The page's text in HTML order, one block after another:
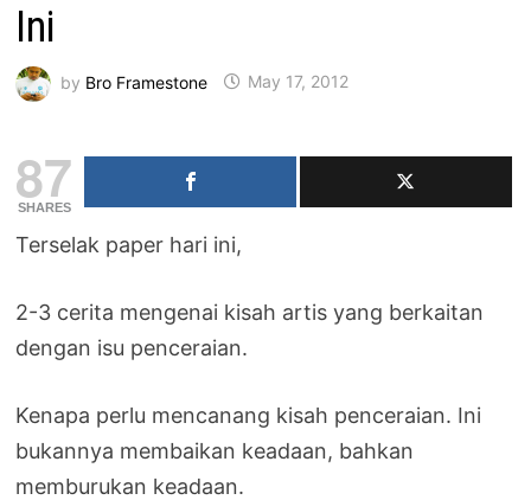
Ini
by Bro Framestone May 17, 2012
87
SHARES
Terselak paper hari ini,
2-3 cerita mengenai kisah artis yang berkaitan
dengan isu penceraian.
Kenapa perlu mencanang kisah penceraian. Ini
bukannya membaikan keadaan, bahkan
memburukan keadaan.